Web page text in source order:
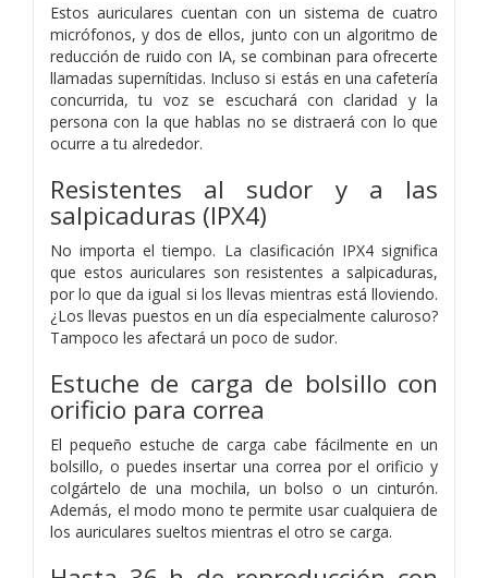
Estos auriculares cuentan con un sistema de cuatro
micrófonos, y dos de ellos, junto con un algoritmo de
reducción de ruido con IA, se combinan para ofrecerte
llamadas supernítidas. Incluso si estás en una cafetería
concurrida, tu voz se escuchará con claridad y la
persona con la que hablas no se distraerá con lo que
ocurre a tu alrededor.
Resistentes al sudor y a las
salpicaduras (IPX4)
No importa el tiempo. La clasificación IPX4 significa
que estos auriculares son resistentes a salpicaduras,
por lo que da igual si los llevas mientras está lloviendo.
¿Los llevas puestos en un día especialmente caluroso?
Tampoco les afectará un poco de sudor.
Estuche de carga de bolsillo con
orificio para correa
El pequeño estuche de carga cabe fácilmente en un
bolsillo, o puedes insertar una correa por el orificio y
colgártelo de una mochila, un bolso o un cinturón.
Además, el modo mono te permite usar cualquiera de
los auriculares sueltos mientras el otro se carga.